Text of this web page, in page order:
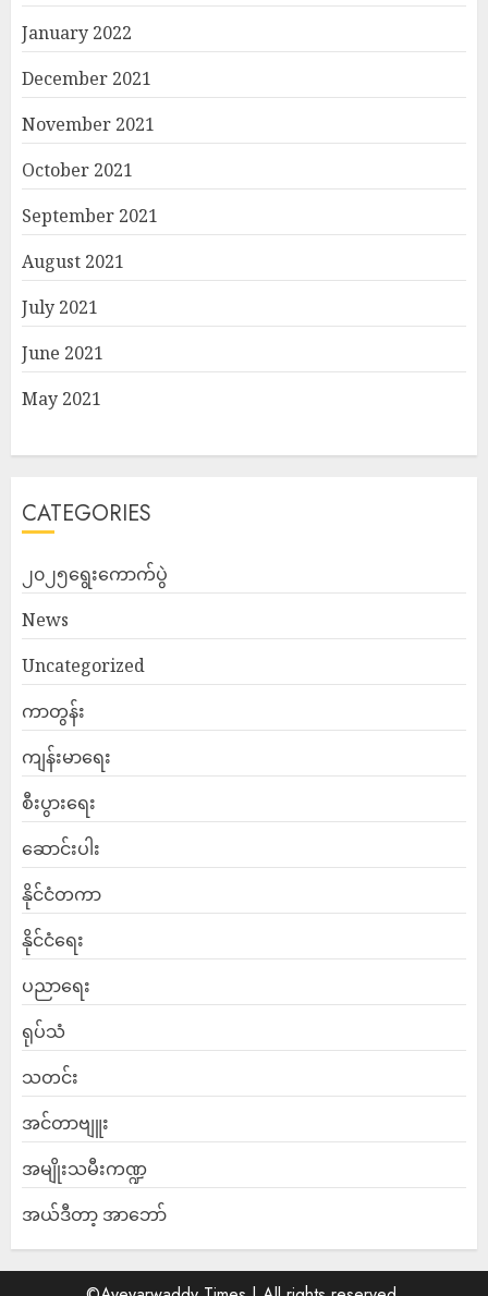
January 2022
December 2021
November 2021
October 2021
September 2021
August 2021
July 2021
June 2021
May 2021
CATEGORIES
၂၀၂၅ရွေးကောက်ပွဲ
News
Uncategorized
ကာတွန်း
ကျန်းမာရေး
စီးပွားရေး
ဆောင်းပါး
နိုင်ငံတကာ
နိုင်ငံရေး
ပညာရေး
ရုပ်သံ
သတင်း
အင်တာဗျူး
အမျိုးသမီးကဏ္ဍ
အယ်ဒီတာ့ အာဘော်